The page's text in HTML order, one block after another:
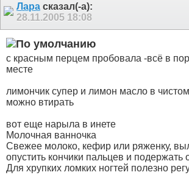
Лара сказал(-а):
28.11.2005 18:08
с красным перцем пробовала -всё в
месте
лимончик супер и лимон масло в
можно втирать
вот еще нарыла в инете
Молочная ванночка
Свежее молоко, кефир или ряженку,
опустить кончики пальцев и подержать
Для хрупких ломких ногтей полезно